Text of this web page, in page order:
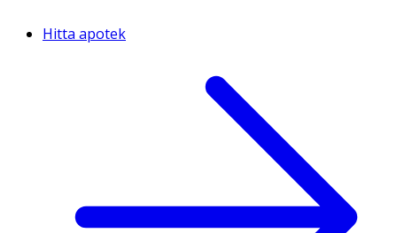
Hitta apotek